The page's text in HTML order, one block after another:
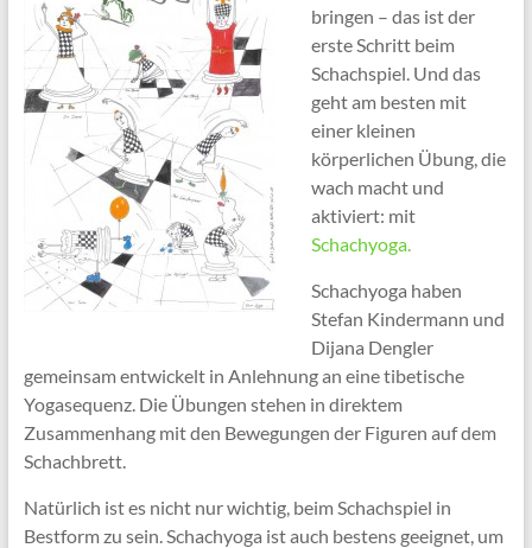
bringen – das ist der
erste Schritt beim
Schachspiel. Und das
geht am besten mit
einer kleinen
körperlichen Übung, die
wach macht und
aktiviert: mit
Schachyoga.
Schachyoga haben
Stefan Kindermann und
Dijana Dengler
gemeinsam entwickelt in Anlehnung an eine tibetische
Yogasequenz. Die Übungen stehen in direktem
Zusammenhang mit den Bewegungen der Figuren auf dem
Schachbrett.
Natürlich ist es nicht nur wichtig, beim Schachspiel in
Bestform zu sein. Schachyoga ist auch bestens geeignet, um